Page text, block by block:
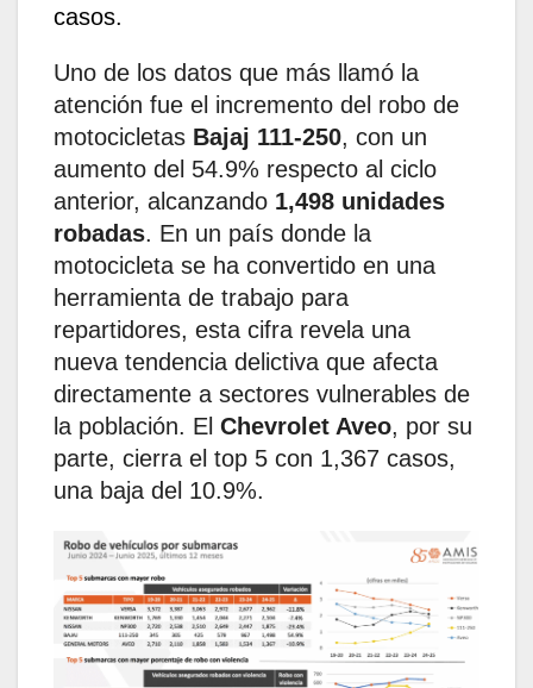
casos.
Uno de los datos que más llamó la
atención fue el incremento del robo de
motocicletas Bajaj 111-250, con un
aumento del 54.9% respecto al ciclo
anterior, alcanzando 1,498 unidades
robadas. En un país donde la
motocicleta se ha convertido en una
herramienta de trabajo para
repartidores, esta cifra revela una
nueva tendencia delictiva que afecta
directamente a sectores vulnerables de
la población. El Chevrolet Aveo, por su
parte, cierra el top 5 con 1,367 casos,
una baja del 10.9%.